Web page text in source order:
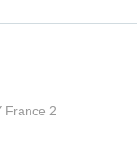
France 2